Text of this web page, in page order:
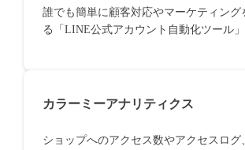
誰でも簡単に顧客対応やマーケティング
る「LINE公式アカウント自動化ツール」
カラーミーアナリティクス
ショップへのアクセス数やアクセスログ